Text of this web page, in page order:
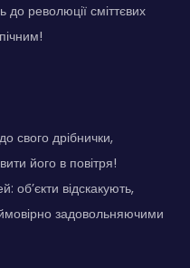
до революції сміттєвих
свого дрібнички,
його в повітря!
об’єкти відскакують,
задовольняючими